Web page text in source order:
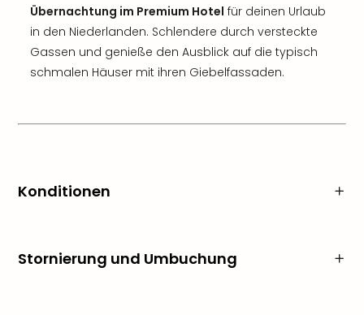
Übernachtung im Premium Hotel für deinen Urlaub
in den Niederlanden. Schlendere durch versteckte
Gassen und genieße den Ausblick auf die typisch
schmalen Häuser mit ihren Giebelfassaden.
Konditionen
Stornierung und Umbuchung